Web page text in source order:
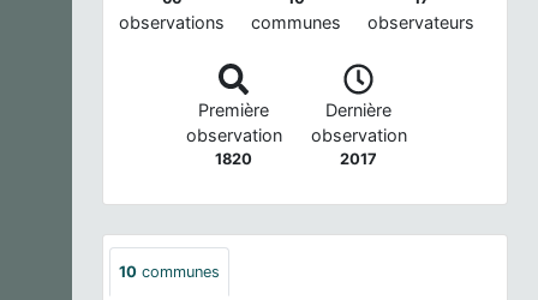
observations communes observateurs
Première
observation
1820
Dernière
observation
2017
10 communes